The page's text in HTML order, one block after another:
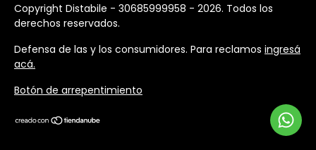
Copyright Distabile - 30685999958 - 2026. Todos los
derechos reservados.
Defensa de las y los consumidores. Para reclamos ingresá
acá.
Botón de arrepentimiento